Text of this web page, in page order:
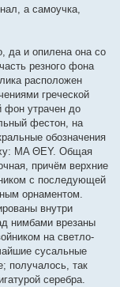
а самоучка,
да и опилена она со
резного фона
расположен
греческой
фон утрачен до
фестон, на
обозначения
ΜΑ ΘΕΥ. Общая
причём верхние
с последующей
орнаментом.
внутри
нимбами врезаны
на светло-
сусальные
получалось, так
серебра.